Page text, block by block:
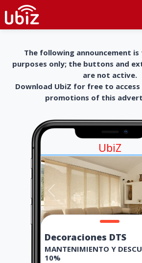
The following announcement
purposes only; the buttons and
are not active.
Download UbiZ for free to
promotions of this
UbiZ
Decoraciones DTS
MANTENIMIENTO Y
10%